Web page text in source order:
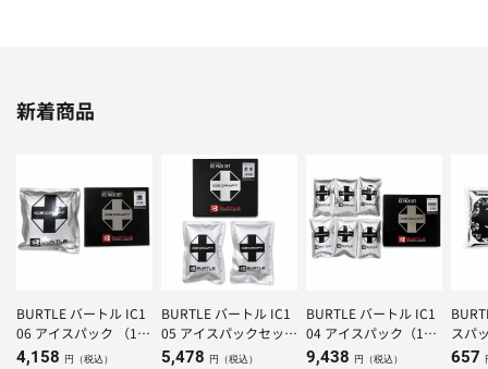
新着商品
BURTLE バートル IC1
06 アイスパック （1K
g）×1個
4,158 円（税込）
BURTLE バートル IC1
05 アイスパックセット
（500g）×２個
5,478 円（税込）
BURTLE バートル IC1
04 アイスパック（150
g）×6個
9,438 円（税込）
スパ
657